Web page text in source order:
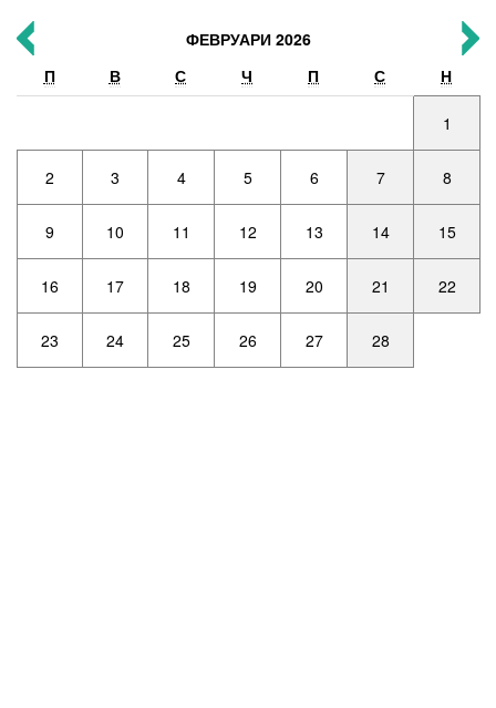
ФЕВРУАРИ 2026
П
В С Ч П С Н
1
2 3 4 5 6 7 8
9 10 11 12 13 14 15
16 17 18 19 20 21 22
23 24 25 26 27 28